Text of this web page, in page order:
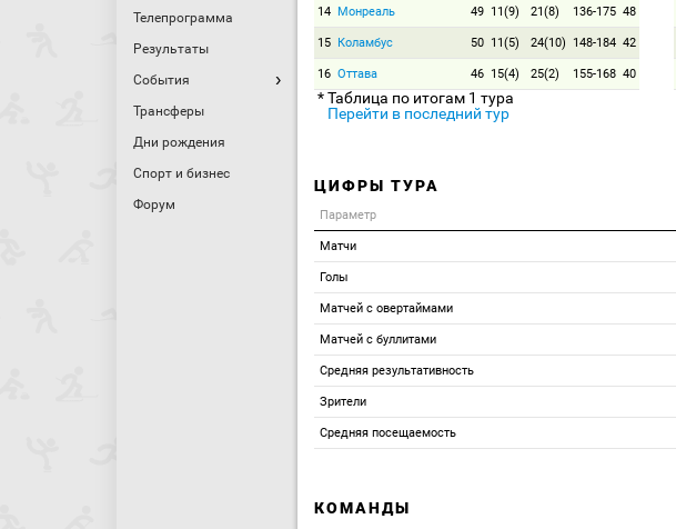
Телепрограмма
Результаты
События
Трансферы
Дни рождения
Спорт и бизнес
Форум
14 Монреаль 49 11(9) 21(8) 136-175 48
15 Коламбус 50 11(5) 24(10) 148-184 42
16 Оттава 46 15(4) 25(2) 155-168 40
* Таблица по итогам 1 тура
Перейти в последний тур
ЦИФРЫ ТУРА
Параметр
Матчи
Голы
Матчей с овертаймами
Матчей с буллитами
Средняя результативность
Зрители
Средняя посещаемость
КОМАНДЫ